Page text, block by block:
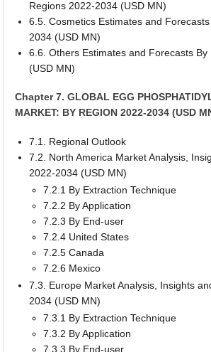
Regions 2022-2034 (USD MN)
6.5. Cosmetics Estimates and
2034 (USD MN)
6.6. Others Estimates and Forecasts
(USD MN)
Chapter 7. GLOBAL EGG
MARKET: BY REGION 2022-2034 (USD
7.1. Regional Outlook
7.2. North America Market Analysis,
2022-2034 (USD MN)
7.2.1 By Extraction Technique
7.2.2 By Application
7.2.3 By End-user
7.2.4 United States
7.2.5 Canada
7.2.6 Mexico
7.3. Europe Market Analysis, Insights
2034 (USD MN)
7.3.1 By Extraction Technique
7.3.2 By Application
7.3.3 By End-user